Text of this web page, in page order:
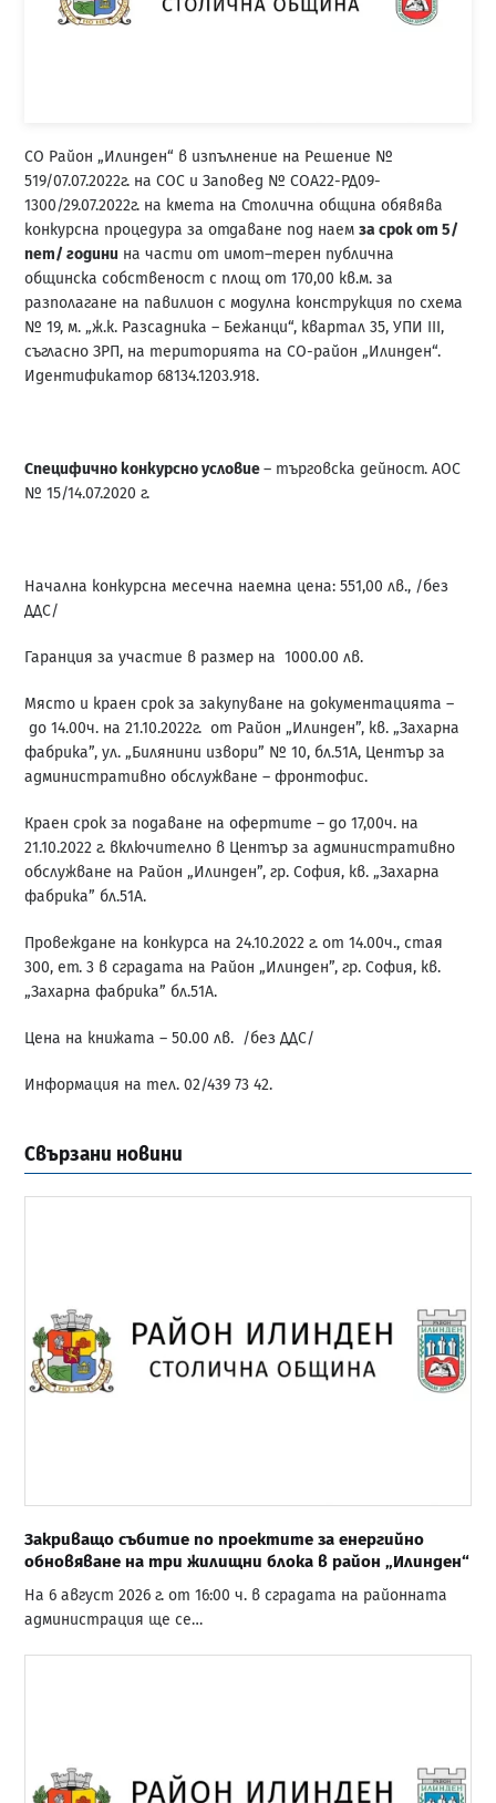
СО Район „Илинден“ в изпълнение на Решение №
519/07.07.2022г. на СОС и Заповед № СОА22-РД09-
1300/29.07.2022г. на кмета на Столична община обявява
конкурсна процедура за отдаване под наемза срок от 5/
пет/ години на части от имот–терен публична
общинска собственост с площ от 170,00 кв.м. за
разполагане на павилион с модулна конструкция по схема
№ 19, м. „ж.к. Разсадника – Бежанци“, квартал 35, УПИ III,
съгласно ЗРП, на територията на СО-район „Илинден“.
Идентификатор 68134.1203.918.
Специфично конкурсно условие– търговска дейност. АОС
№ 15/14.07.2020 г.
Начална конкурсна месечна наемна цена: 551,00 лв., /без
ДДС/
Гаранция за участие в размер на 1000.00 лв.
Място и краен срок за закупуване на документацията –
до 14.00ч. на 21.10.2022г. от Район „Илинден”, кв. „Захарна
фабрика”, ул. „Билянини извори” № 10, бл.51А, Център за
административно обслужване – фронтофис.
Краен срок за подаване на офертите – до 17,00ч. на
21.10.2022 г. включително в Център за административно
обслужване на Район „Илинден”, гр. София, кв. „Захарна
фабрика” бл.51А.
Провеждане на конкурса на 24.10.2022 г. от 14.00ч., стая
300, ет. 3 в сградата на Район „Илинден”, гр. София, кв.
„Захарна фабрика” бл.51А.
Цена на книжата – 50.00 лв. /без ДДС/
Информация на тел. 02/439 73 42.
Свързани новини
Закриващо събитие по проектите за енергийно
обновяване на три жилищни блока в район „Илинден“
На 6 август 2026 г. от 16:00 ч. в сградата на районната
администрация ще се…